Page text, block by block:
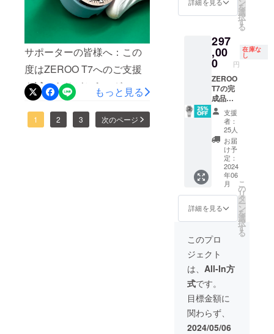
あります。ZEROOの製品を
最も安く手にいれるチャン
スはクラウドファンディン
グだけです。お早めのご確
認をお願いいたします。ゼ
ロタイム株式会社
サポーターの皆様へ：この
度はZEROO T7へのご支援
を誠にありがとうございま
す。リターンの進捗をご報
告いたします。各コンポー
もっと見る
1 2 3 次のページ
円 ※ 割
引率は
体の一
般販売
価格に
対する
もので
す。
を
選
択
す
る
297
,00
0 円
在庫な
し
ZEROO
T7の完
成品腕
時計を1
本 税込
み/送料
無料 配
送：日
本郵便
ゆう
パック
※一般販
売価格
396,000
円 ※ 割
引率は
製品本
体の一
般販売
価格に
対する
もので
す。
支援
者：
25人
お届
け予
定：
2024
年06
月
詳細を見る
こ
の
リ
タ
ー
ン
を
選
択
す
る
このプロ
ジェクト
は、 All-In方
式です。
目標金額に
関わらず、
2024/05/06